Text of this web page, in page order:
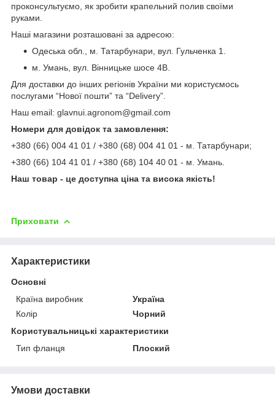
проконсультуємо, як зробити крапельний полив своїми
руками.
Наші магазини розташовані за адресою:
Одеська обл., м. Татарбунари, вул. Гульченка 1.
м. Умань, вул. Вінницьке шосе 4В.
Для доставки до інших регіонів України ми користуємось
послугами “Нової пошти” та “Delivery”.
Наш email: glavnui.agronom@gmail.com
Номери для довідок та замовлення:
+380 (66) 004 41 01 / +380 (68) 004 41 01 - м. Татарбунари;
+380 (66) 104 41 01 / +380 (68) 104 40 01 - м. Умань.
Наш товар - це доступна ціна та висока якість!
Приховати
Характеристики
Основні
Країна виробник
Україна
Колір
Чорний
Користувальницькі характеристики
Тип фланця
Плоский
Умови доставки